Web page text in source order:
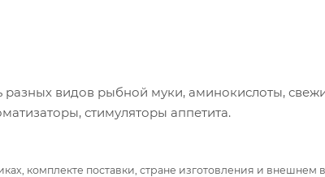
разных видов рыбной муки, аминокислоты,
стимуляторы аппетита.
комплекте поставки, стране изготовления и внешнем